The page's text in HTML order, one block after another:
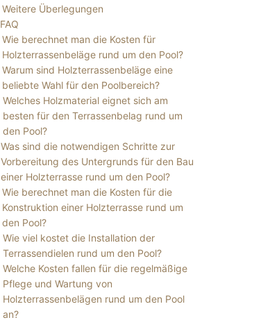
Weitere Überlegungen
FAQ
Wie berechnet man die Kosten für
Holzterrassenbeläge rund um den Pool?
Warum sind Holzterrassenbeläge eine
beliebte Wahl für den Poolbereich?
Welches Holzmaterial eignet sich am
besten für den Terrassenbelag rund um
den Pool?
Was sind die notwendigen Schritte zur
Vorbereitung des Untergrunds für den Bau
einer Holzterrasse rund um den Pool?
Wie berechnet man die Kosten für die
Konstruktion einer Holzterrasse rund um
den Pool?
Wie viel kostet die Installation der
Terrassendielen rund um den Pool?
Welche Kosten fallen für die regelmäßige
Pflege und Wartung von
Holzterrassenbelägen rund um den Pool
an?